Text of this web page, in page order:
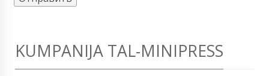
KUMPANIJA TAL-MINIPRESS